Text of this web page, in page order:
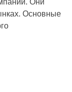
Они
Основные